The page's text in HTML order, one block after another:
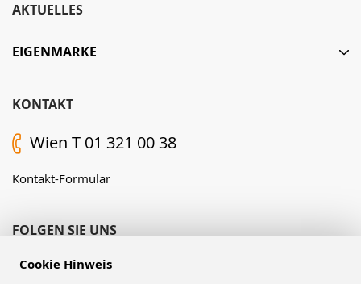
Cookie Hinweis
KONTAKT
Wien T 01 321 00 38
Kontakt-Formular
FOLGEN SIE UNS
AKTUELLES
EIGENMARKE